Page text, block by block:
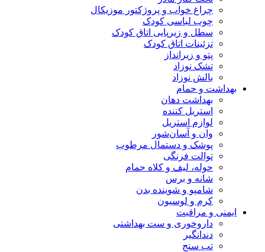
چراغ خواب و پروژکتور موزیکال
چوب لباسی کودک
سطل و زیرپایی اتاق کودک
تزئینات اتاق کودک
پتو و زیرانداز
تشک نوزاد
بالش نوزاد
بهداشت و حمام
بهداشت دهان
استریل کننده
لوازم استریل
وان و آسان‌شور
پوشک و دستمال مرطوب
توالت فرنگی
حوله، لیف و کلاه حمام
شانه و برس
شامپو و شوینده بدن
کرم و لوسیون
ایمنی و مراقبت
داروخوری و ست بهداشتی
دندانگیر
تب‌ سنج